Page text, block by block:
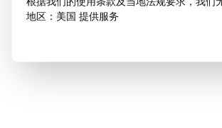
地区：美国 提供服务